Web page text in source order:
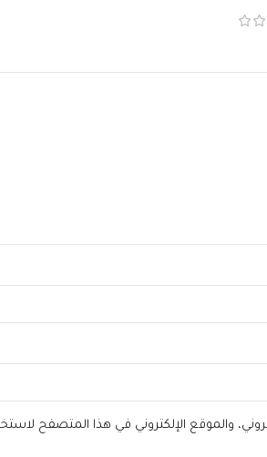
والموقع الإلكتروني في هذا المتصفح